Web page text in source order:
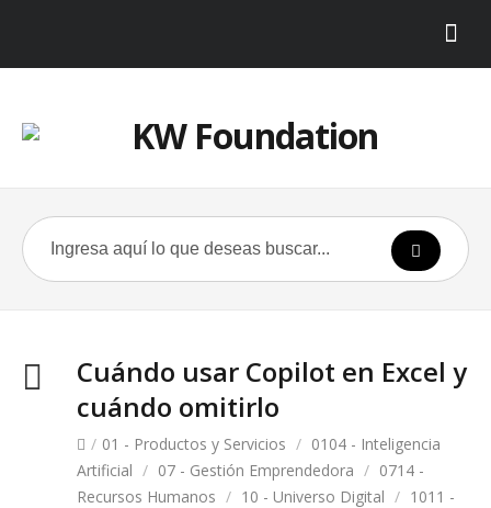
Cuándo usar Copilot en Excel y
cuándo omitirlo
/ 01 - Productos y Servicios / 0104 - Inteligencia
Artificial / 07 - Gestión Emprendedora / 0714 -
Recursos Humanos / 10 - Universo Digital / 1011 -